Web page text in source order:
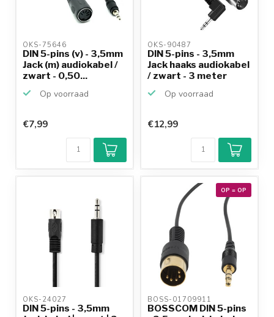
OKS-75646
DIN 5-pins (v) - 3,5mm
Jack (m) audiokabel /
zwart - 0,50...
Op voorraad
€7,99
OKS-90487
DIN 5-pins - 3,5mm
Jack haaks audiokabel
/ zwart - 3 meter
Op voorraad
€12,99
OKS-24027
DIN 5-pins - 3,5mm
OP = OP
BOSS-01709911
BOSSCOM DIN 5-pins